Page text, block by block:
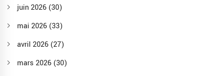
juin 2026 (30)
mai 2026 (33)
avril 2026 (27)
mars 2026 (30)